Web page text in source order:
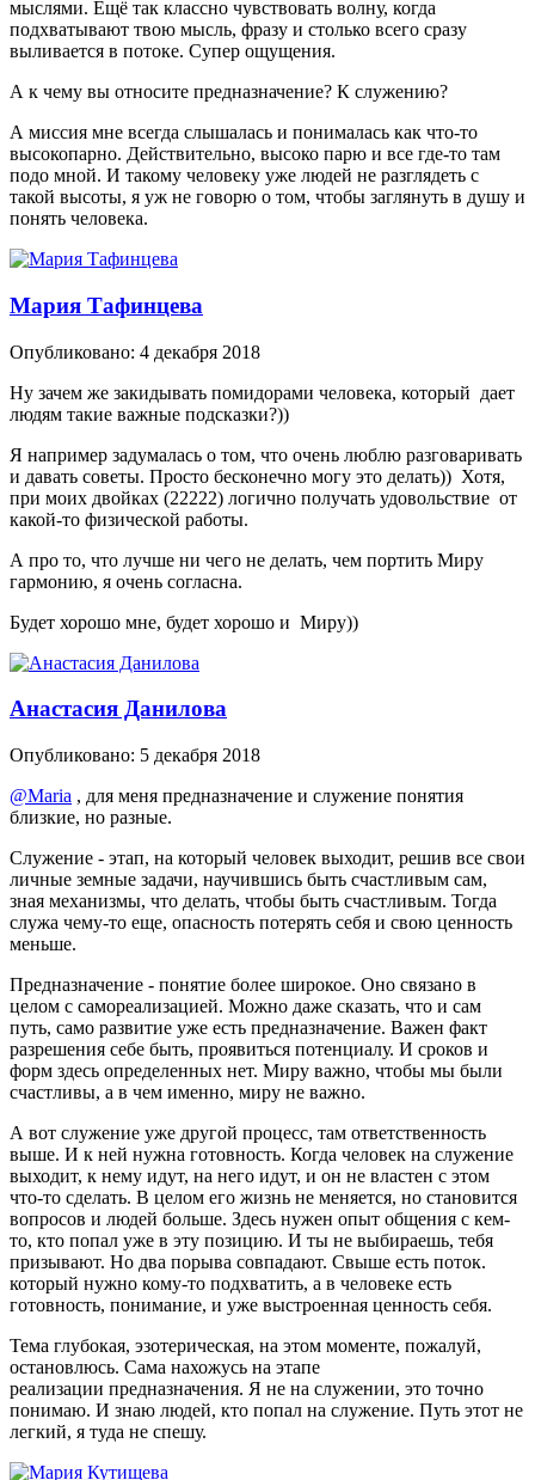
мыслями. Ещё так классно чувствовать волну, когда
подхватывают твою мысль, фразу и столько всего сразу
выливается в потоке. Супер ощущения.
А к чему вы относите предназначение? К служению?
А миссия мне всегда слышалась и понималась как что-то
высокопарно. Действительно, высоко парю и все где-то там
подо мной. И такому человеку уже людей не разглядеть с
такой высоты, я уж не говорю о том, чтобы заглянуть в душу и
понять человека.
Мария Тафинцева
Опубликовано: 4 декабря 2018
Ну зачем же закидывать помидорами человека, который дает
людям такие важные подсказки?))
Я например задумалась о том, что очень люблю разговаривать
и давать советы. Просто бесконечно могу это делать)) Хотя,
при моих двойках (22222) логично получать удовольствие от
какой-то физической работы.
А про то, что лучше ни чего не делать, чем портить Миру
гармонию, я очень согласна.
Будет хорошо мне, будет хорошо и Миру))
Анастасия Данилова
Опубликовано: 5 декабря 2018
@Maria , для меня предназначение и служение понятия
близкие, но разные.
Служение - этап, на который человек выходит, решив все свои
личные земные задачи, научившись быть счастливым сам,
зная механизмы, что делать, чтобы быть счастливым. Тогда
служа чему-то еще, опасность потерять себя и свою ценность
меньше.
Предназначение - понятие более широкое. Оно связано в
целом с самореализацией. Можно даже сказать, что и сам
путь, само развитие уже есть предназначение. Важен факт
разрешения себе быть, проявиться потенциалу. И сроков и
форм здесь определенных нет. Миру важно, чтобы мы были
счастливы, а в чем именно, миру не важно.
А вот служение уже другой процесс, там ответственность
выше. И к ней нужна готовность. Когда человек на служение
выходит, к нему идут, на него идут, и он не властен с этом
что-то сделать. В целом его жизнь не меняется, но становится
вопросов и людей больше. Здесь нужен опыт общения с кем-
то, кто попал уже в эту позицию. И ты не выбираешь, тебя
призывают. Но два порыва совпадают. Свыше есть поток.
который нужно кому-то подхватить, а в человеке есть
готовность, понимание, и уже выстроенная ценность себя.
Тема глубокая, эзотерическая, на этом моменте, пожалуй,
остановлюсь. Сама нахожусь на этапе
реализации предназначения. Я не на служении, это точно
понимаю. И знаю людей, кто попал на служение. Путь этот не
легкий, я туда не спешу.